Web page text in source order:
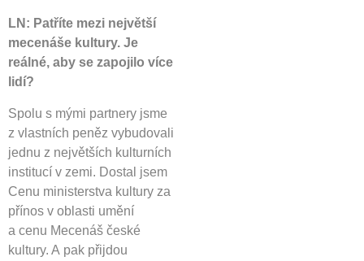
LN: Patříte mezi největší
mecenáše kultury. Je
reálné, aby se zapojilo více
lidí?
Spolu s mými partnery jsme
z vlastních peněz vybudovali
jednu z největších kulturních
institucí v zemi. Dostal jsem
Cenu ministerstva kultury za
přínos v oblasti umění
a cenu Mecenáš české
kultury. A pak přijdou